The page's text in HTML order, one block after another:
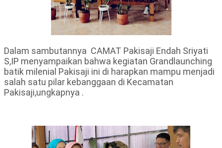
Dalam sambutannya CAMAT Pakisaji Endah Sriyati
S,IP menyampaikan bahwa kegiatan Grandlaunching
batik milenial Pakisaji ini di harapkan mampu menjadi
salah satu pilar kebanggaan di Kecamatan
Pakisaji,ungkapnya .